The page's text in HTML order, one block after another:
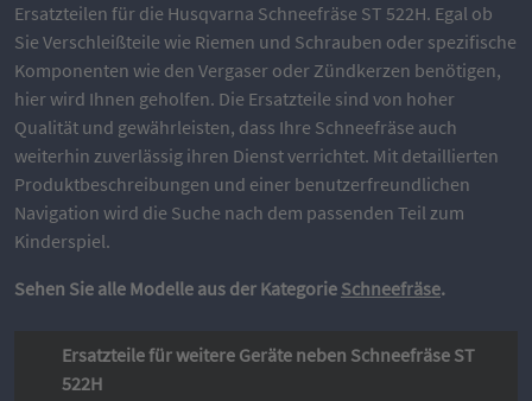
Ersatzteilen für die Husqvarna Schneefräse ST 522H. Egal ob
Sie Verschleißteile wie Riemen und Schrauben oder spezifische
Komponenten wie den Vergaser oder Zündkerzen benötigen,
hier wird Ihnen geholfen. Die Ersatzteile sind von hoher
Qualität und gewährleisten, dass Ihre Schneefräse auch
weiterhin zuverlässig ihren Dienst verrichtet. Mit detaillierten
Produktbeschreibungen und einer benutzerfreundlichen
Navigation wird die Suche nach dem passenden Teil zum
Kinderspiel.
Sehen Sie alle Modelle aus der Kategorie Schneefräse.
Ersatzteile für weitere Geräte neben Schneefräse ST
522H